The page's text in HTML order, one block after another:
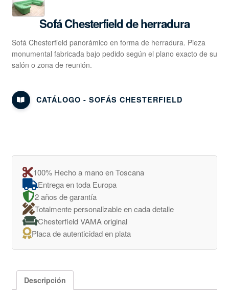
Sofá Chesterfield de herradura
Sofá Chesterfield panorámico en forma de herradura. Pieza
monumental fabricada bajo pedido según el plano exacto de su
salón o zona de reunión.
CATÁLOGO - SOFÁS CHESTERFIELD
100% Hecho a mano en Toscana
Entrega en toda Europa
2 años de garantía
Totalmente personalizable en cada detalle
Chesterfield VAMA original
Placa de autenticidad en plata
Descripción